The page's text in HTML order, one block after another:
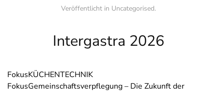
Veröffentlicht in Uncategorised.
Intergastra 2026
FokusKÜCHENTECHNIK
FokusGemeinschaftsverpflegung – Die Zukunft der